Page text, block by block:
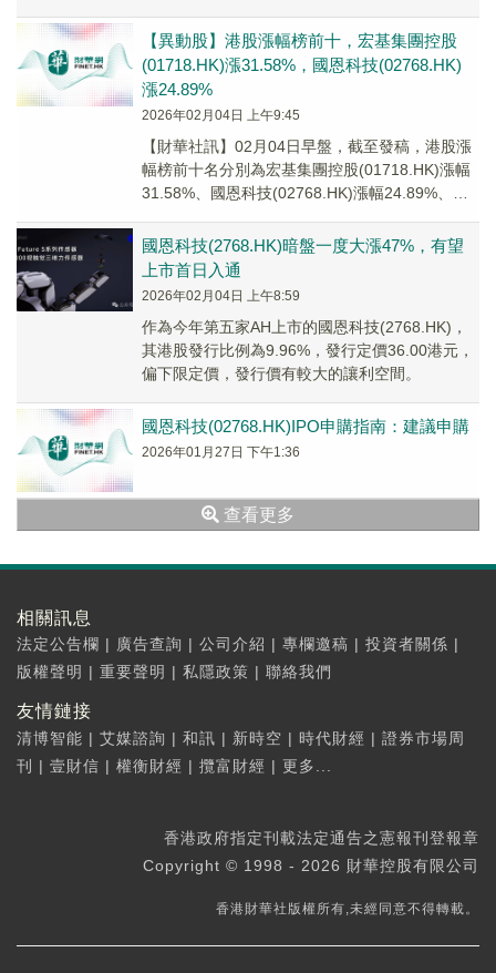
【異動股】港股漲幅榜前十，宏基集團控股
(01718.HK)漲31.58%，國恩科技(02768.HK)
漲24.89%
2026年02月04日 上午9:45
【財華社訊】02月04日早盤，截至發稿，港股漲
幅榜前十名分別為宏基集團控股(01718.HK)漲幅
31.58%、國恩科技(02768.HK)漲幅24.89%、南
國恩科技(2768.HK)暗盤一度大漲47%，有望
上市首日入通
2026年02月04日 上午8:59
作為今年第五家AH上市的國恩科技(2768.HK)，
其港股發行比例為9.96%，發行定價36.00港元，
偏下限定價，發行價有較大的讓利空間。
國恩科技(02768.HK)IPO申購指南：建議申購
2026年01月27日 下午1:36
查看更多
相關訊息
法定公告欄 | 廣告查詢 | 公司介紹 | 專欄邀稿 | 投資者關係 |
版權聲明 | 重要聲明 | 私隱政策 | 聯絡我們
友情鏈接
清博智能 | 艾媒諮詢 | 和訊 | 新時空 | 時代財經 | 證券市場周
刊 | 壹財信 | 權衡財經 | 攬富財經 | 更多...
香港政府指定刊載法定通告之憲報刊登報章
Copyright © 1998 - 2026 財華控股有限公司
香港財華社版權所有,未經同意不得轉載。